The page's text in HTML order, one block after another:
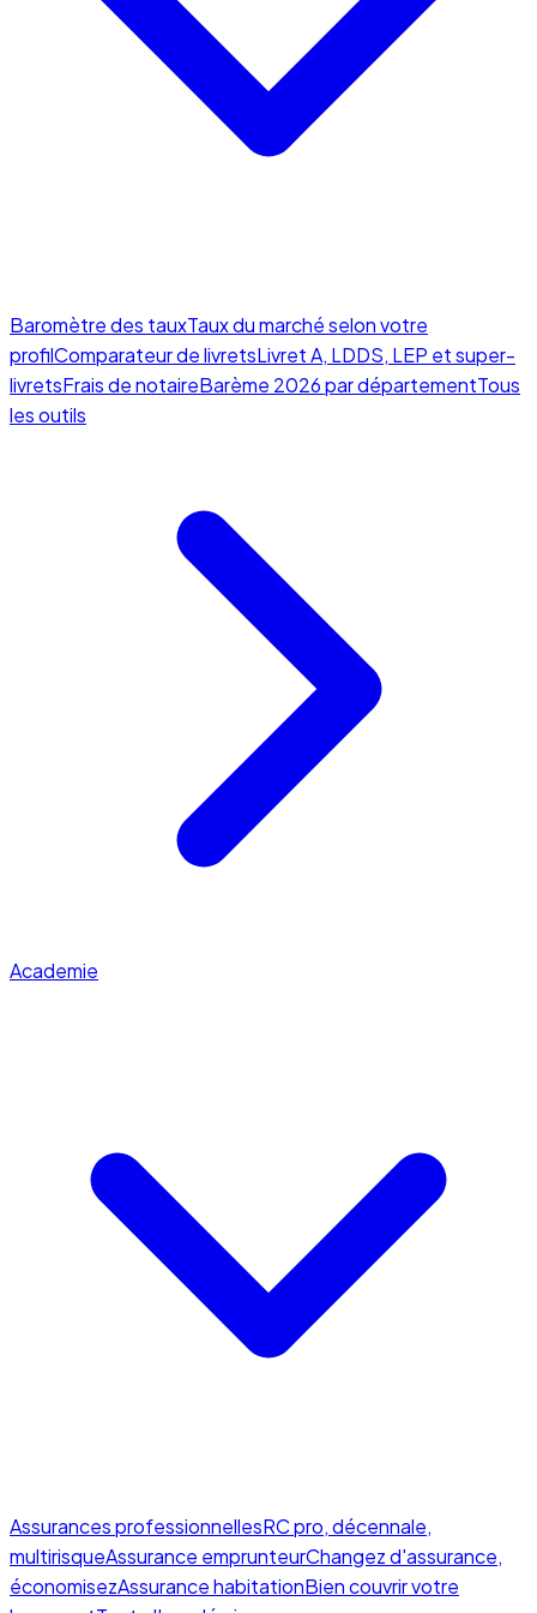
Baromètre des tauxTaux du marché selon votre
profilComparateur de livretsLivret A, LDDS, LEP et super-
livretsFrais de notaireBarème 2026 par départementTous
les outils
Academie
Assurances professionnellesRC pro, décennale,
multirisqueAssurance emprunteurChangez d'assurance,
économisezAssurance habitationBien couvrir votre